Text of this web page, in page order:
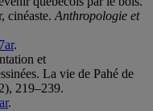
cinéaste. Anthropologie et
.
et
La vie de Pahé de
219–239.
.